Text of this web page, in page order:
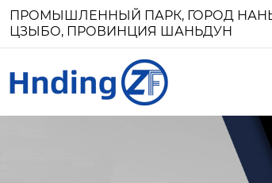
ПРОМЫШЛЕННЫЙ ПАРК, ГОРОД
ЦЗЫБО, ПРОВИНЦИЯ ШАНЬДУН